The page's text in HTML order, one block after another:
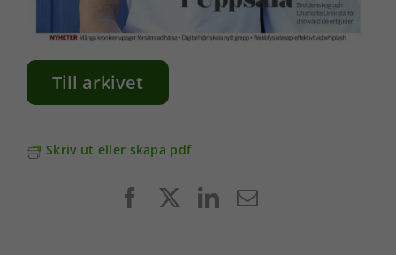
Till arkivet
Skriv ut eller skapa pdf
FacebookLinkedIn
E-
Nödvändiga
Dessa kakor